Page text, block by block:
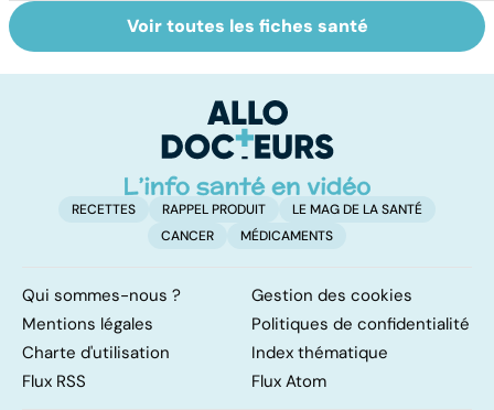
La tuberculose
pulmonaire
Le magnésium,
un oligo-élément
Voir toutes les fiches santé
RECETTES RAPPEL PRODUIT
LE MAG DE LA SANTÉ
CANCER
MÉDICAMENTS
Qui sommes-nous ?
Gestion des cookies
Mentions légales
Politiques de confidentialité
Charte d'utilisation
Index thématique
Flux RSS
Flux Atom